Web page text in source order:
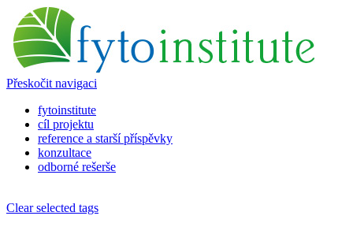
Přeskočit navigaci
fytoinstitute
cíl projektu
reference a starší příspěvky
konzultace
odborné rešerše
Clear selected tags